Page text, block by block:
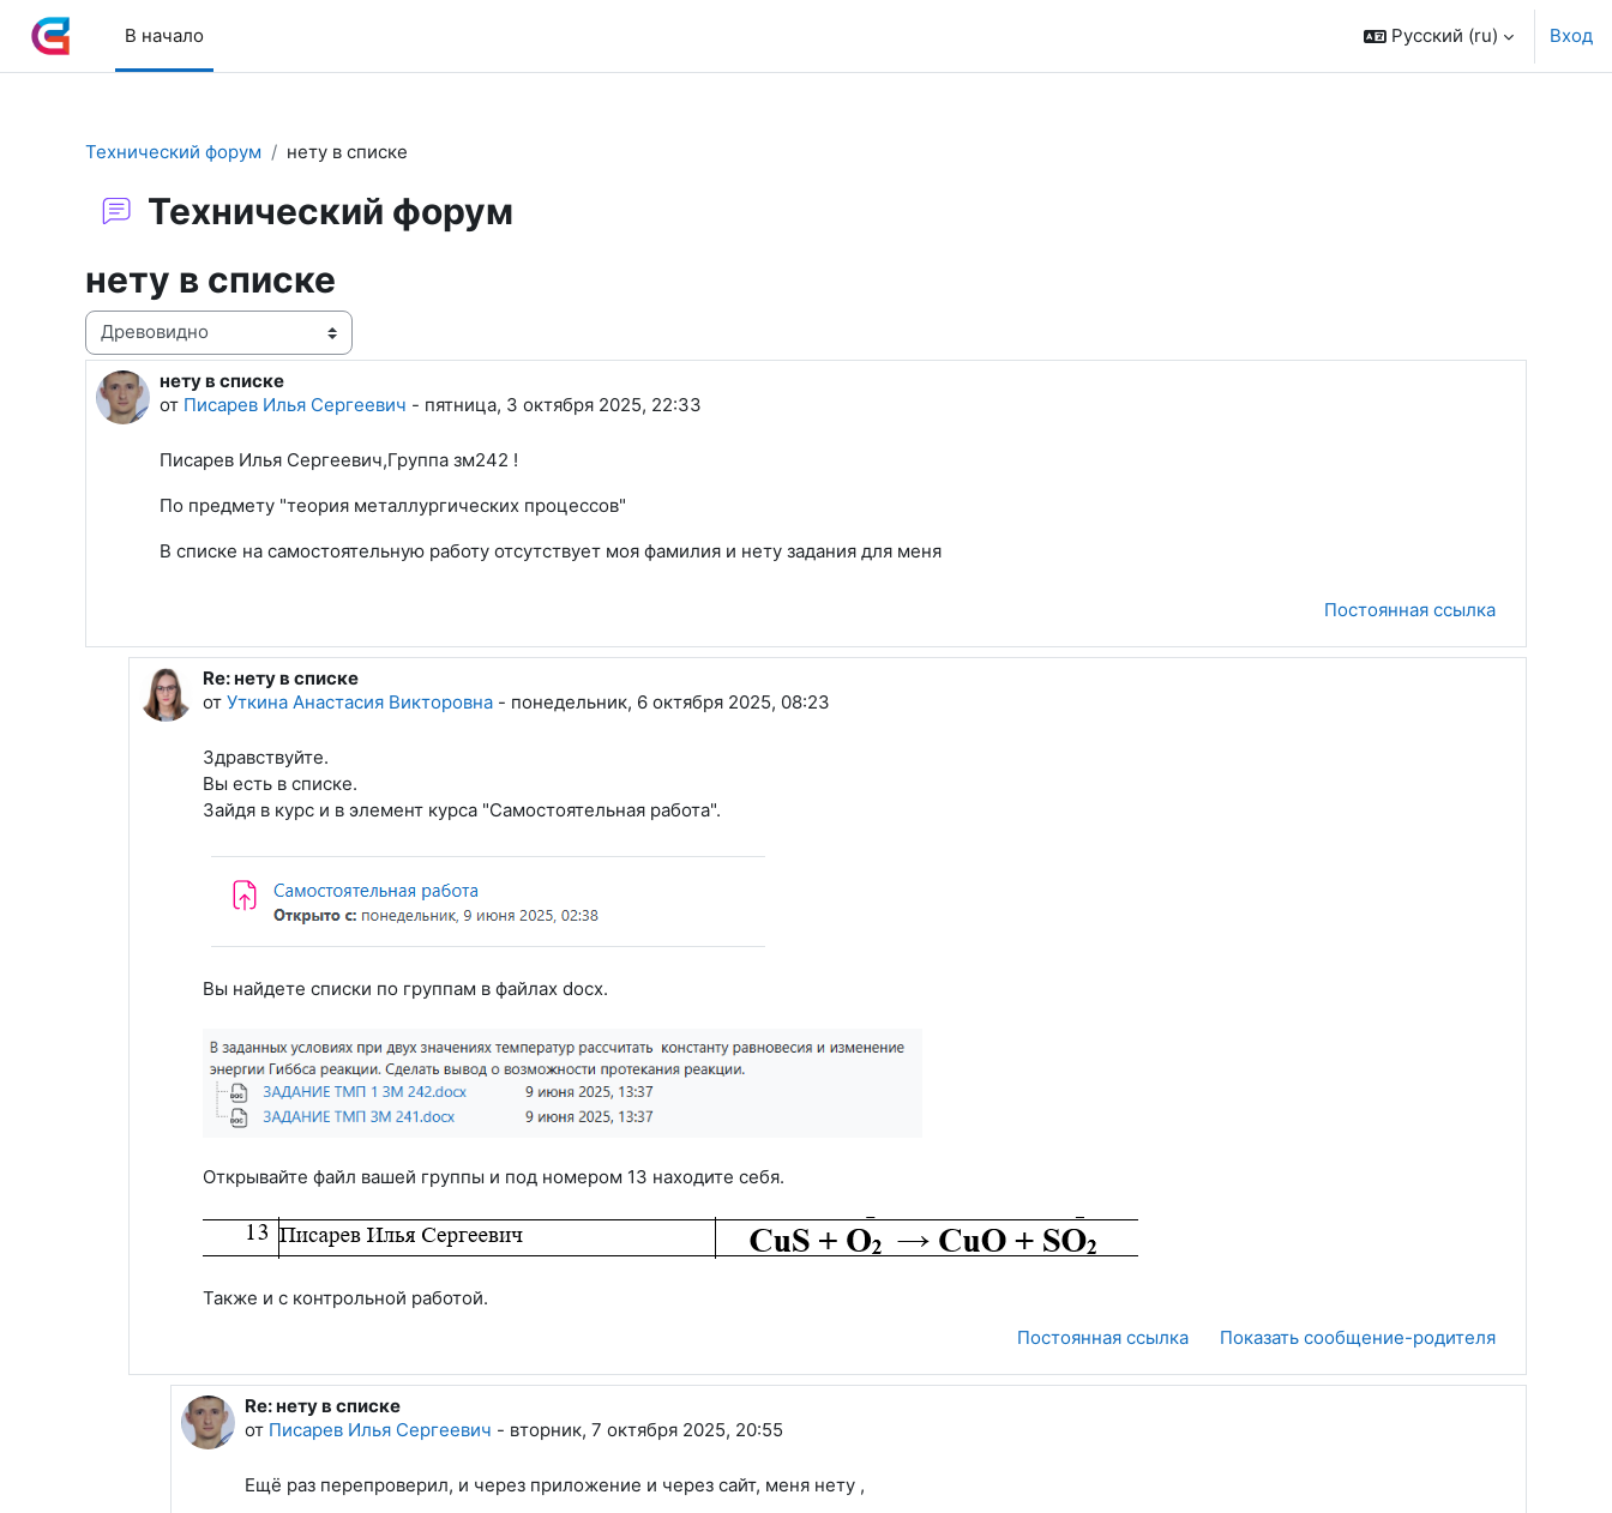
Перейти к основному содержанию
В начало
Русский ‎(ru)‎ Вход
Технический форум нету в списке
Технический форум
нету в списке
Режим отображения
нету в списке
от Писарев Илья Сергеевич - пятница, 3 октября 2025, 22:33
Количество ответов: 3
Писарев Илья Сергеевич,Группа зм242 !
По предмету "теория металлургических процессов"
В списке на самостоятельную работу отсутствует моя фамилия и нету задания для меня
Постоянная ссылка
В ответ на Писарев Илья Сергеевич
Re: нету в списке
отУткина Анастасия Викторовна - понедельник, 6 октября 2025, 08:23
Здравствуйте.
Вы есть в списке.
Зайдя в курс и в элемент курса "Самостоятельная работа".
Вы найдете списки по группам в файлах docx.
Открывайте файл вашей группы и под номером 13 находите себя.
Также и с контрольной работой.
Постоянная ссылка
Показать сообщение-родителя
В ответ на Уткина Анастасия Викторовна
Re: нету в списке
от Писарев Илья Сергеевич - вторник, 7 октября 2025, 20:55
Ещё раз перепроверил, и через приложение и через сайт, меня нету ,